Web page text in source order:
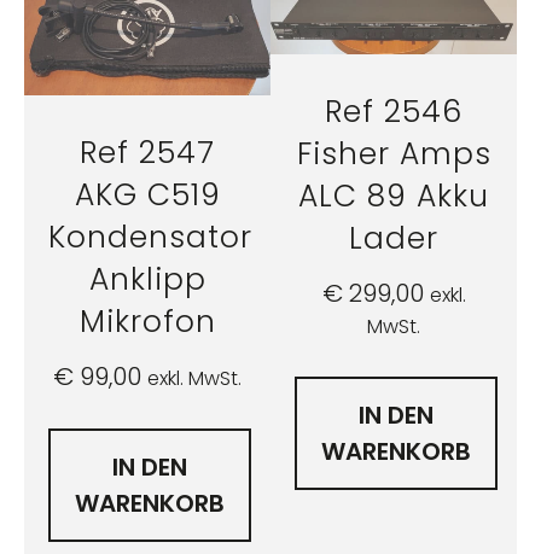
Ref 2547
AKG C519
Kondensator
Anklipp
Mikrofon
€ 99,00 exkl. MwSt.
IN DEN
WARENKORB
Ref 2546
Fisher Amps
ALC 89 Akku
Lader
€299,00 exkl.
MwSt.
IN DEN
WARENKORB